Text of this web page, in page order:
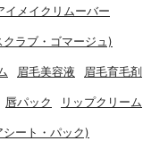
イメイクリムーバー
ラブ・ゴマージュ)
眉毛美容液 眉毛育毛剤
唇パック リップクリーム
シート・パック)